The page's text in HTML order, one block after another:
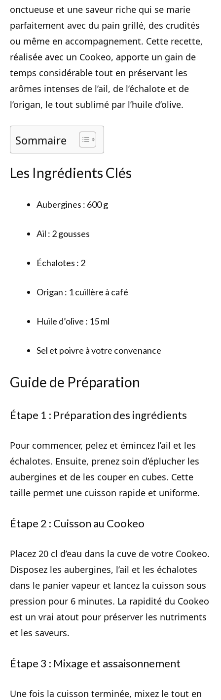
onctueuse et une saveur riche qui se marie
parfaitement avec du pain grillé, des crudités
ou même en accompagnement. Cette recette,
réalisée avec un Cookeo, apporte un gain de
temps considérable tout en préservant les
arômes intenses de l’ail, de l’échalote et de
l’origan, le tout sublimé par l’huile d’olive.
Sommaire
Les Ingrédients Clés
Aubergines : 600 g
Ail : 2 gousses
Échalotes : 2
Origan : 1 cuillère à café
Huile d’olive : 15 ml
Sel et poivre à votre convenance
Guide de Préparation
Étape 1 : Préparation des ingrédients
Pour commencer, pelez et émincez l’ail et les
échalotes. Ensuite, prenez soin d’éplucher les
aubergines et de les couper en cubes. Cette
taille permet une cuisson rapide et uniforme.
Étape 2 : Cuisson au Cookeo
Placez 20 cl d’eau dans la cuve de votre Cookeo.
Disposez les aubergines, l’ail et les échalotes
dans le panier vapeur et lancez la cuisson sous
pression pour 6 minutes. La rapidité du Cookeo
est un vrai atout pour préserver les nutriments
et les saveurs.
Étape 3 : Mixage et assaisonnement
Une fois la cuisson terminée, mixez le tout en